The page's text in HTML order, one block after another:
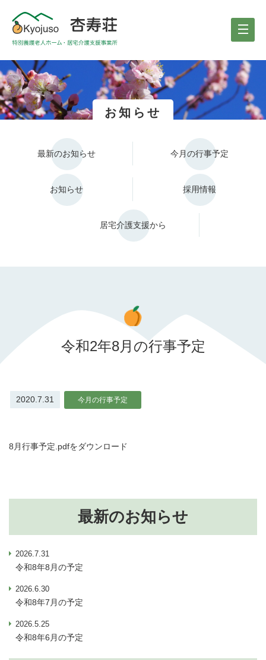
お知らせ
最新のお知らせ 今月の行事予定
お知らせ 採用情報
居宅介護支援から
令和2年8月の行事予定
2020.7.31 今月の行事予定
8月行事予定.pdfをダウンロード
最新のお知らせ
2026.7.31
令和8年8月の予定
2026.6.30
令和8年7月の予定
2026.5.25
令和8年6月の予定